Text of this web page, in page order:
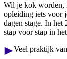
Wil je kok worden,
opleiding iets voor
dagen stage. In
stap voor stap in
Veel praktijk